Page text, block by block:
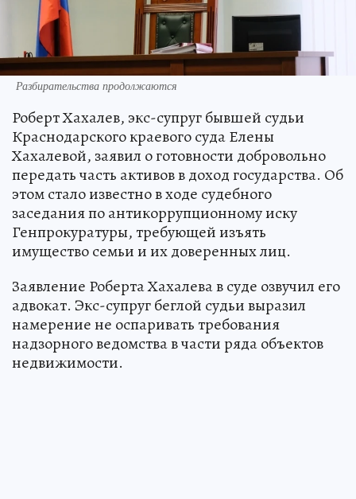
Разбирательства продолжаются
Роберт Хахалев, экс-супруг бывшей судьи
Краснодарского краевого суда Елены
Хахалевой, заявил о готовности добровольно
передать часть активов в доход государства. Об
этом стало известно в ходе судебного
заседания по антикоррупционному иску
Генпрокуратуры, требующей изъять
имущество семьи и их доверенных лиц.
Заявление Роберта Хахалева в суде озвучил его
адвокат. Экс-супруг беглой судьи выразил
намерение не оспаривать требования
надзорного ведомства в части ряда объектов
недвижимости.